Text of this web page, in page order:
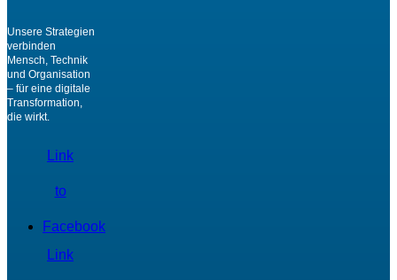
Unsere Strategien
verbinden
Mensch, Technik
und Organisation
– für eine digitale
Transformation,
die wirkt.
Link
to
Facebook
Link